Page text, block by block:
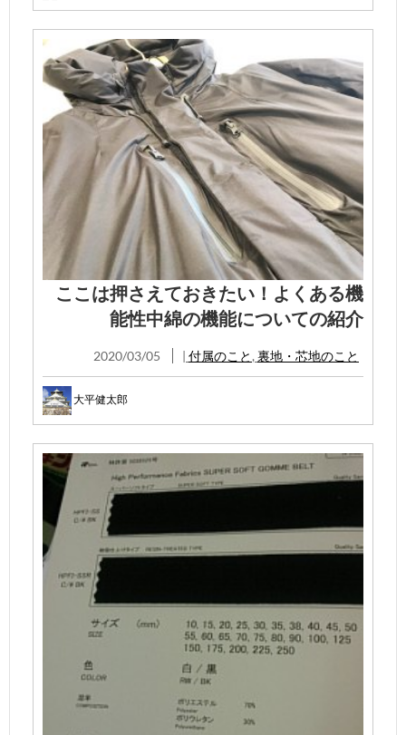
ここは押さえておきたい！よくある機
能性中綿の機能についての紹介
2020/03/05 | 付属のこと , 裏地・芯地のこと
大平健太郎